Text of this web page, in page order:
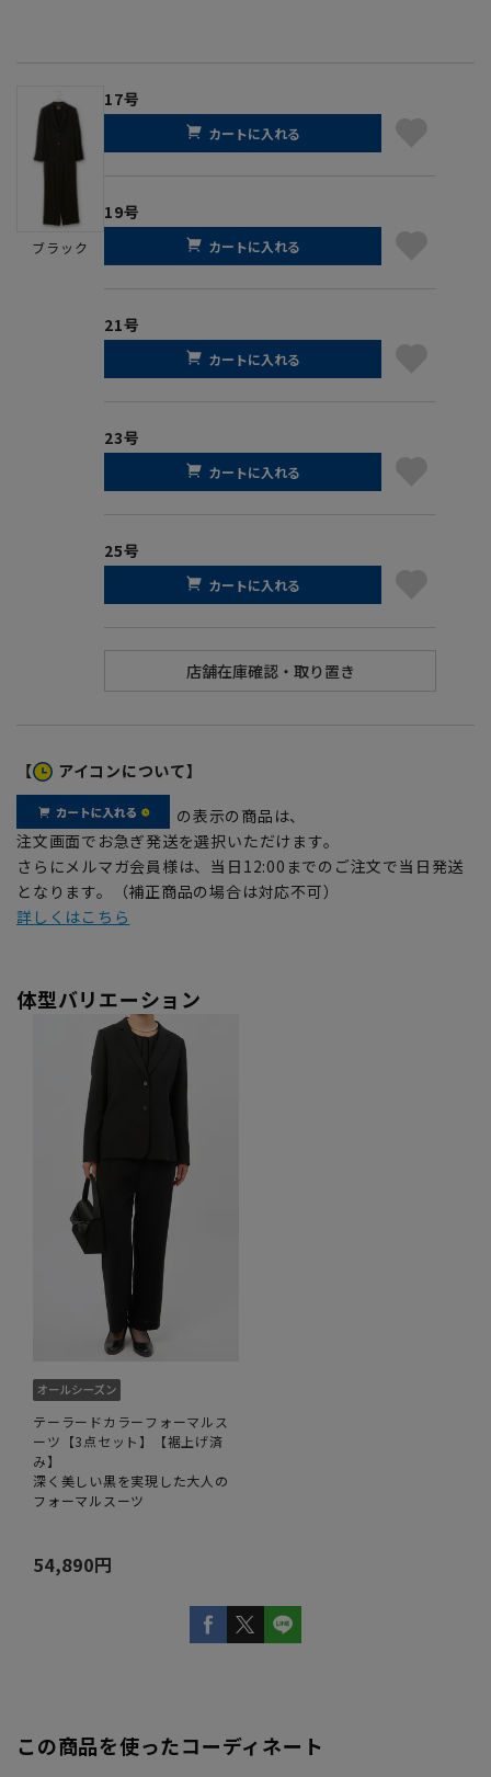
ブラック
17号
カートに入れる
19号
カートに入れる
21号
カートに入れる
23号
カートに入れる
25号
カートに入れる
【 アイコンについて】
の表示の商品は、
注文画面でお急ぎ発送を選択いただけます。
さらにメルマガ会員様は、当日12:00までのご注文で当日発送
となります。（補正商品の場合は対応不可）
詳しくはこちら
体型バリエーション
テーラードカラーフォーマルス
ーツ【3点セット】【裾上げ済
み】
深く美しい黒を実現した大人の
フォーマルスーツ
54,890円
この商品を使ったコーディネート